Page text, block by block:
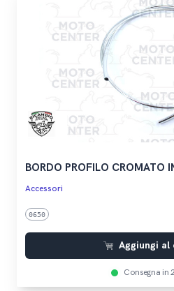
BORDO PROFILO CROMATO
Accessori
0650
Aggiungi al
Consegna in